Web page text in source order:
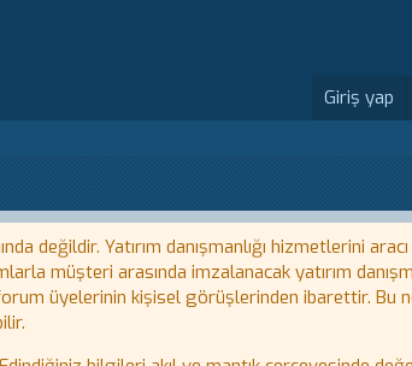
Giriş yap
değildir. Yatırım danışmanlığı hizmetlerini
müşteri arasında imzalanacak yatırım
üyelerinin kişisel görüşlerinden ibarettir. Bu